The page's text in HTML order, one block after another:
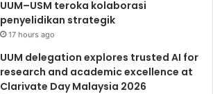
UUM–USM teroka kolaborasi
penyelidikan strategik
17 hours ago
UUM delegation explores trusted AI for
research and academic excellence at
Clarivate Day Malaysia 2026